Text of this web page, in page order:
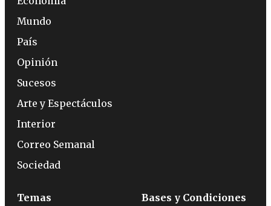
Mundo
País
Opinión
Sucesos
Arte y Espectáculos
Interior
Correo Semanal
Sociedad
Temas Bases y Condiciones